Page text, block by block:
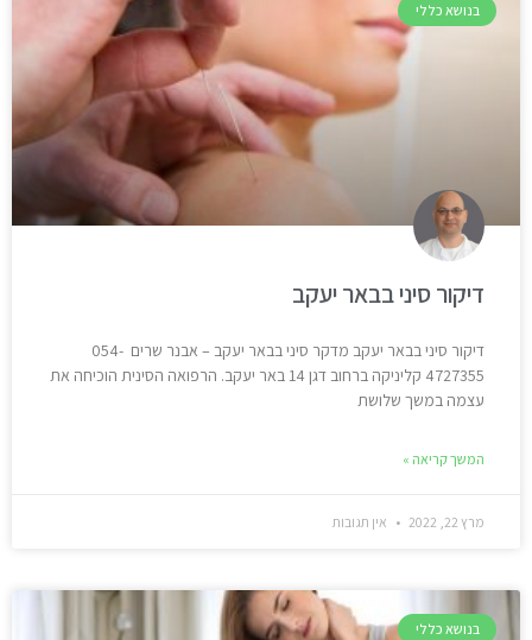
בנושא כללי
דיקור סיני בבאר יעקב
דיקור סיני בבאר יעקב מדקר סיני בבאר יעקב – אבנר שרים 054-
4727355 קליניקה ברחוב דגן 14 באר יעקב. הרפואה הסינית הוכיחה את
עצמה במשך שלושת
המשך קריאה »
מרץ 22, 2022 אין תגובות
בנושא כללי